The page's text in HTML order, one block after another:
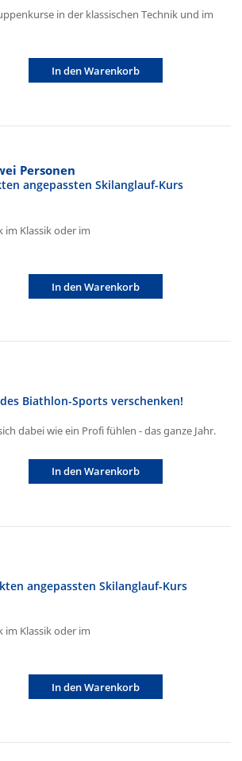
in der klassischen Technik und im
In den Warenkorb
Personen
angepassten Skilanglauf-Kurs
im Klassik oder im
In den Warenkorb
Biathlon-Sports verschenken!
dabei wie ein Profi fühlen - das ganze Jahr.
In den Warenkorb
angepassten Skilanglauf-Kurs
im Klassik oder im
In den Warenkorb